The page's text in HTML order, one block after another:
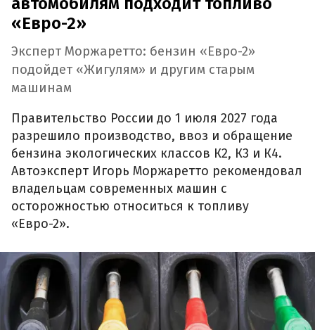
«Евро-2»
Эксперт Моржаретто: бензин «Евро-2»
подойдет «Жигулям» и другим старым
машинам
Правительство России до 1 июля 2027 года
разрешило производство, ввоз и обращение
бензина экологических классов К2, К3 и К4.
Автоэксперт Игорь Моржаретто рекомендовал
владельцам современных машин с
осторожностью относиться к топливу
«Евро-2».